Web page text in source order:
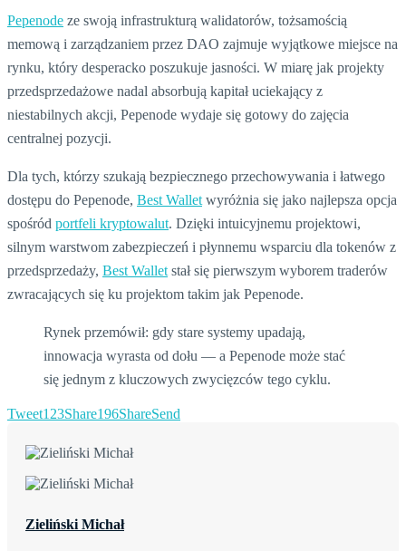
Pepenode ze swoją infrastrukturą walidatorów, tożsamością
memową i zarządzaniem przez DAO zajmuje wyjątkowe miejsce na
rynku, który desperacko poszukuje jasności. W miarę jak projekty
przedsprzedażowe nadal absorbują kapitał uciekający z
niestabilnych akcji, Pepenode wydaje się gotowy do zajęcia
centralnej pozycji.
Dla tych, którzy szukają bezpiecznego przechowywania i łatwego
dostępu do Pepenode, Best Wallet wyróżnia się jako najlepsza opcja
spośród portfeli kryptowalut. Dzięki intuicyjnemu projektowi,
silnym warstwom zabezpieczeń i płynnemu wsparciu dla tokenów z
przedsprzedaży, Best Wallet stał się pierwszym wyborem traderów
zwracających się ku projektom takim jak Pepenode.
Rynek przemówił: gdy stare systemy upadają,
innowacja wyrasta od dołu — a Pepenode może stać
się jednym z kluczowych zwycięzców tego cyklu.
Tweet123Share196ShareSend
Zieliński Michał